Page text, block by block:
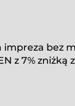
impreza bez
z 7%